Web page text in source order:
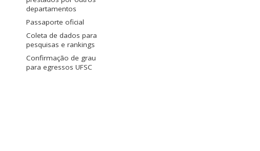
departamentos
Passaporte oficial
Coleta de dados para
pesquisas e rankings
Confirmação de grau
para egressos UFSC